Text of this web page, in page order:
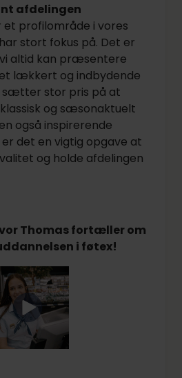
afdelingen
et profilområde i vores
stort fokus på. Det er
altid kan præsentere
lækkert og indbydende
sætter stor pris på at
og sæsonaktuelt
også inspirerende
det en vigtig opgave at
og holde afdelingen
Thomas fortæller om
i føtex!